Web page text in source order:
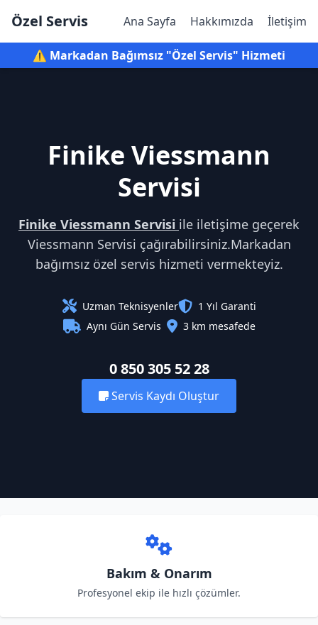
Özel Servis Ana Sayfa Hakkımızda İletişim
⚠️ Markadan Bağımsız "Özel Servis" Hizmeti
Finike Viessmann
Servisi
Finike Viessmann Servisi ile iletişime geçerek
Viessmann Servisi çağırabilirsiniz.Markadan
bağımsız özel servis hizmeti vermekteyiz.
Uzman Teknisyenler
1 Yıl Garanti
Aynı Gün Servis
3 km mesafede
0 850 305 52 28
Servis Kaydı Oluştur
Bakım & Onarım
Profesyonel ekip ile hızlı çözümler.